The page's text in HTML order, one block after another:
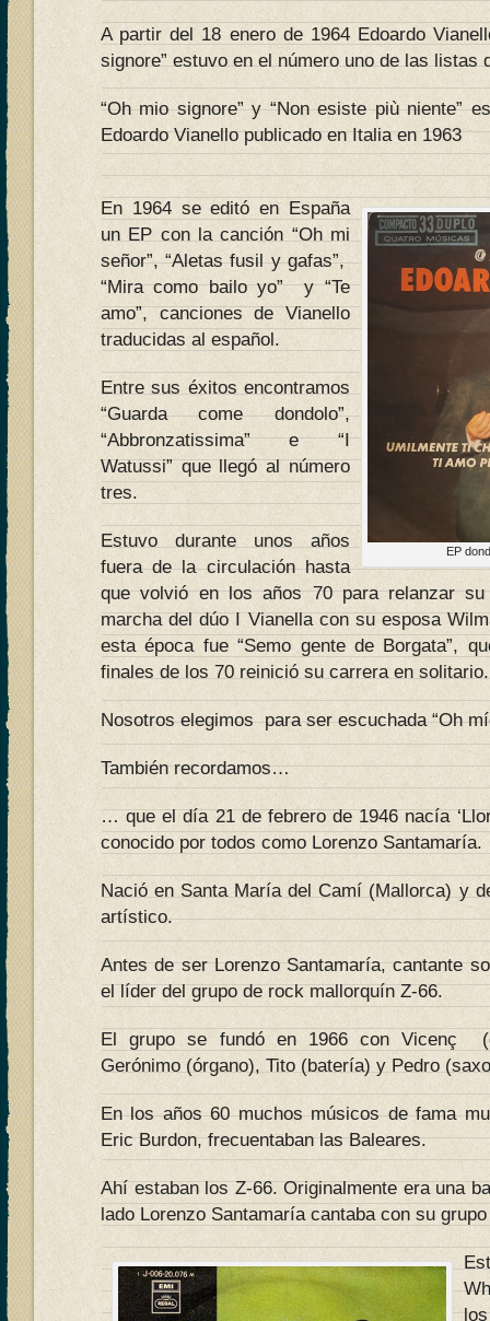
A partir del 18 enero de 1964 Edoardo
signore” estuvo en el número uno de las listas
“Oh mio signore” y “Non esiste più niente”
Edoardo Vianello publicado en Italia en 1963
EP
En 1964 se editó en España
un EP con la canción “Oh mi
señor”, “Aletas fusil y gafas”,
“Mira como bailo yo” y “Te
amo”, canciones de Vianello
traducidas al español.
Entre sus éxitos encontramos
“Guarda come dondolo”,
“Abbronzatissima” e “I
Watussi” que llegó al número
tres.
Estuvo durante unos años
fuera de la circulación hasta
que volvió en los años 70 para relanzar
marcha del dúo I Vianella con su esposa
esta época fue “Semo gente de Borgata”,
finales de los 70 reinició su carrera en solitario.
Nosotros elegimos para ser escuchada “Oh
También recordamos…
… que el día 21 de febrero de 1946 nacía
conocido por todos como Lorenzo Santamaría.
Nació en Santa María del Camí (Mallorca) y
artístico.
Antes de ser Lorenzo Santamaría, cantante
el líder del grupo de rock mallorquín Z-66.
El grupo se fundó en 1966 con Vicenç
Gerónimo (órgano), Tito (batería) y Pedro
En los años 60 muchos músicos de fama
Eric Burdon, frecuentaban las Baleares.
Ahí estaban los Z-66. Originalmente era una
lado Lorenzo Santamaría cantaba con su